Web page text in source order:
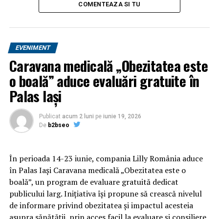
conţină acel cip. Este foarte posibil ca cetăţeanul să nu
mai spus şeful Direcţiei pentru Evidenţa Persoanelor şi
Administrarea Bazelor de Date din cadrul Ministerului
Afacerilor Interne.
De asemenea, oficialul a mai precizat că ţările UE,
inclusiv România, vor avea la dispoziţie doi ani pentru
implementarea măsurilor prevăzute în regulamentul ce
va intra în vigoare peste câteva luni, însă actualele
documente de identitate vor fi valabile în continuare,
până la expirarea lor.
Alertă! Cărţile de identitate se schimbă oficial, în
perioada următoare!
ARTICOLE PE ACEIASI TEMA: PRIMA
COMENTEAZA SI TU
EVENIMENT
Caravana medicală „Obezitatea este
o boală” aduce evaluări gratuite în
Palas Iași
Publicat acum 2 luni pe iunie 19, 2026
De b2bseo
În perioada 14-23 iunie, compania Lilly România aduce
în Palas Iași Caravana medicală „Obezitatea este o
boală”, un program de evaluare gratuită dedicat
publicului larg. Inițiativa își propune să crească nivelul
de informare privind obezitatea și impactul acesteia